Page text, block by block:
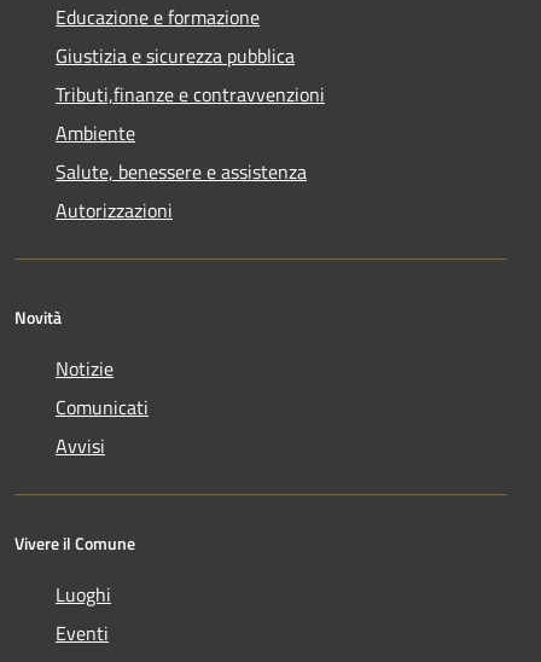
Educazione e formazione
Giustizia e sicurezza pubblica
Tributi,finanze e contravvenzioni
Ambiente
Salute, benessere e assistenza
Autorizzazioni
Novità
Notizie
Comunicati
Avvisi
Vivere il Comune
Luoghi
Eventi